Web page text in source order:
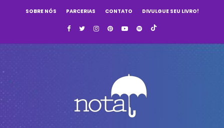
SOBRE NÓS PARCERIAS CONTATO DIVULGUE SEU LIVRO!